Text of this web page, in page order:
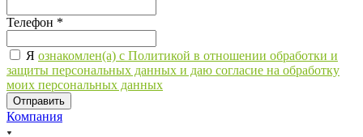
Телефон *
Я ознакомлен(а) с Политикой в отношении обработки и
защиты персональных данных и даю согласие на обработку
моих персональных данных
Компания